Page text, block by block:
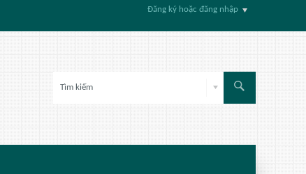
Đăng ký hoặc đăng nhập